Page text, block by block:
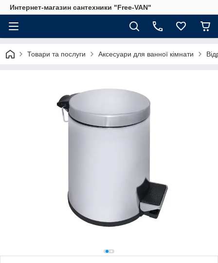
Интернет-магазин сантехники "Free-VAN"
Товари та послуги Аксесуари для ванної кімнати